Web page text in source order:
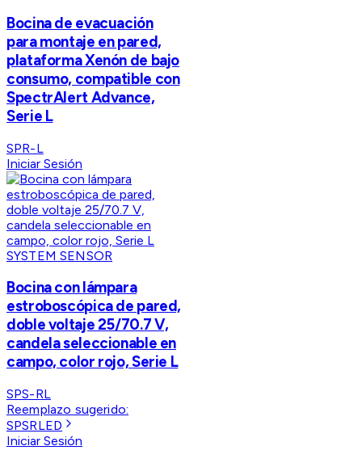
Bocina de evacuación
para montaje en pared,
plataforma Xenón de bajo
consumo, compatible con
SpectrAlert Advance,
Serie L
SPR-L
Iniciar Sesión
SYSTEM SENSOR
Bocina con lámpara
estroboscópica de pared,
doble voltaje 25/70.7 V,
candela seleccionable en
campo, color rojo, Serie L
SPS-RL
Reemplazo sugerido:
SPSRLED
Iniciar Sesión